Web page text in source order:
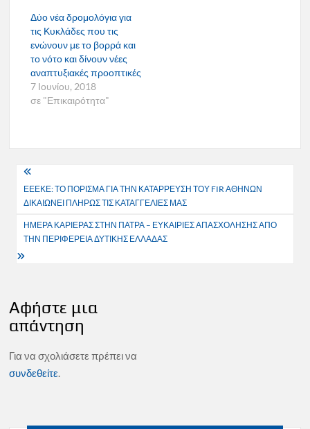
Δύο νέα δρομολόγια για
τις Κυκλάδες που τις
ενώνουν με το βορρά και
το νότο και δίνουν νέες
αναπτυξιακές προοπτικές
7 Ιουνίου, 2018
σε "Επικαιρότητα"
Πλοήγηση
άρθρων
ΕΕΕΚΕ: ΤΟ ΠΟΡΙΣΜΑ ΓΙΑ ΤΗΝ ΚΑΤΑΡΡΕΥΣΗ ΤΟΥ FIR ΑΘΗΝΩΝ
ΔΙΚΑΙΩΝΕΙ ΠΛΗΡΩΣ ΤΙΣ ΚΑΤΑΓΓΕΛΙΕΣ ΜΑΣ
ΗΜΕΡΑ ΚΑΡΙΕΡΑΣ ΣΤΗΝ ΠΑΤΡΑ – ΕΥΚΑΙΡΙΕΣ ΑΠΑΣΧΟΛΗΣΗΣ ΑΠΟ
ΤΗΝ ΠΕΡΙΦΕΡΕΙΑ ΔΥΤΙΚΗΣ ΕΛΛΑΔΑΣ
Αφήστε μια
απάντηση
Για να σχολιάσετε πρέπει να
συνδεθείτε.